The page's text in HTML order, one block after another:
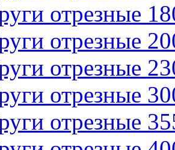
отрезные
отрезные
отрезные
отрезные
отрезные